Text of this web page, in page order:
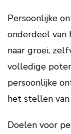
Persoonlijke
onderdeel van
naar groei,
volledige
persoonlijke
het stellen
Doelen voor